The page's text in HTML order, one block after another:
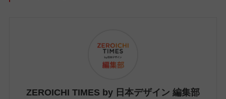
ZEROICHI TIMES by 日本デザイン 編集部